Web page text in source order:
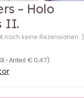
– Holo
II.
noch keine Rezensionen. )
Anteil:€ 0,47)